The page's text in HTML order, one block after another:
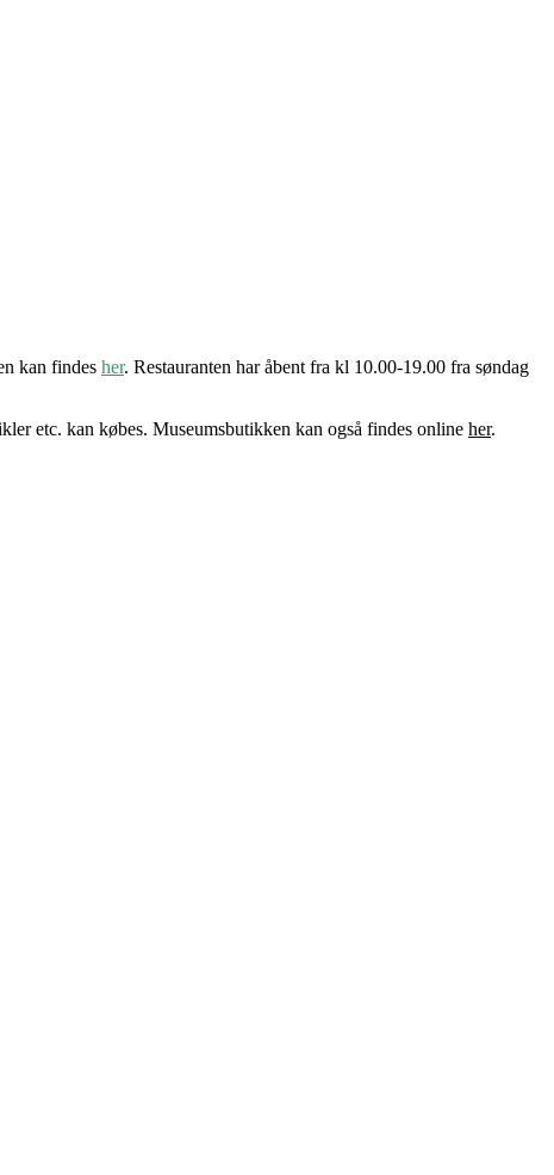
kan findes her. Restauranten har åbent fra kl 10.00-19.00 fra søndag
etc. kan købes. Museumsbutikken kan også findes online her.